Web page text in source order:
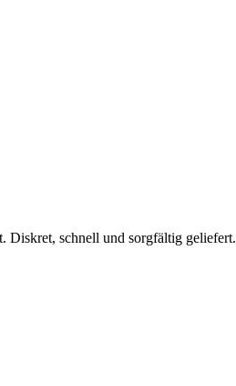
Diskret, schnell und sorgfältig geliefert.